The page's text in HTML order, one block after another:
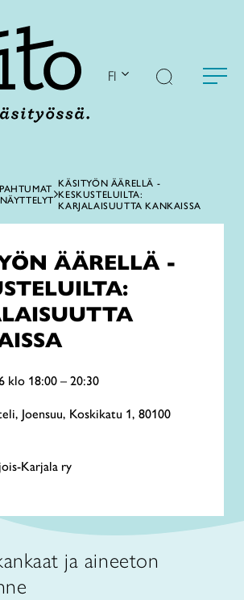
FI
KÄSITYÖN ÄÄRELLÄ -
KESKUSTELUILTA:
KARJALAISUUTTA KANKAISSA
ÄÄRELLÄ -
klo 18:00 – 20:30
Joensuu, Koskikatu 1, 80100
Karjala ry
ja aineeton